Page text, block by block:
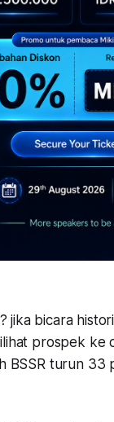
jika bicara
prospek ke
BSSR turun 33